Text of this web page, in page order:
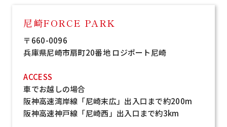
尼崎FORCE PARK
〒660-0096
兵庫県尼崎市扇町20番地 ロジポート尼崎
ACCESS
車でお越しの場合
阪神高速湾岸線「尼崎末広」出入口まで約200m
阪神高速神戸線「尼崎西」出入口まで約3km